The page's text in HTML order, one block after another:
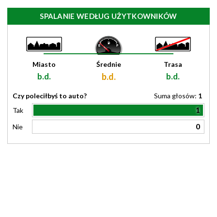
SPALANIE WEDŁUG UŻYTKOWNIKÓW
Miasto
b.d.
Średnie
b.d.
Trasa
b.d.
Czy poleciłbyś to auto? Suma głosów: 1
Tak
1
Nie 0